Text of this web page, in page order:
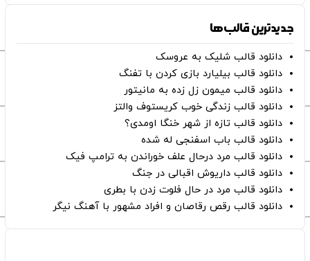
جدیدترین قالب‌ها
دانلود قالب شلیک به عروسک
دانلود قالب بیلیارد بازی کردن با تفنگ
دانلود قالب میمون زل زده به مانیتور
دانلود قالب زندگی خوب کریستوف والتز
دانلود قالب تازه از شهر خنگا اومدی؟
دانلود قالب باب اسفنجی له شده
دانلود قالب مرد درحال علف خوراندن به ترامپ فیک
دانلود قالب داریوش اقبالی در جنگ
دانلود قالب مرد در حال فلوت زدن با بطری
دانلود قالب رقص رقاصان و افراد مشهور با آهنگ نیگر